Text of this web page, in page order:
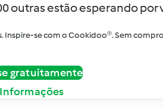
outras estão esperando por
Inspire-se com o Cookidoo®. Sem
gratuitamente